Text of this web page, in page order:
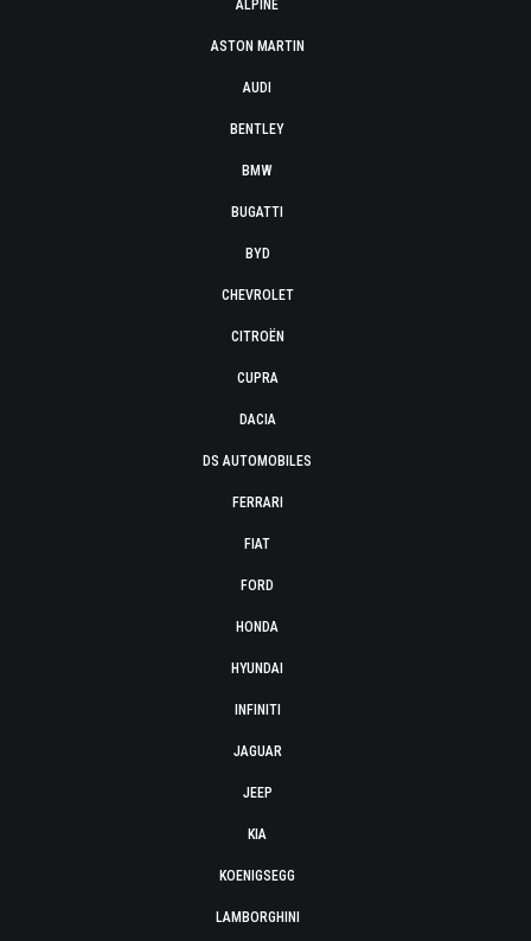
ALPINE
ASTON MARTIN
AUDI
BENTLEY
BMW
BUGATTI
BYD
CHEVROLET
CITROËN
CUPRA
DACIA
DS AUTOMOBILES
FERRARI
FIAT
FORD
HONDA
HYUNDAI
INFINITI
JAGUAR
JEEP
KIA
KOENIGSEGG
LAMBORGHINI